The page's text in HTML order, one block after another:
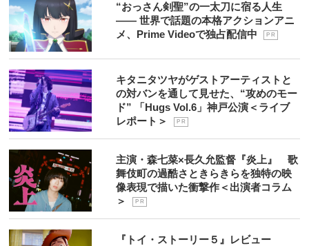
“おっさん剣聖”の一太刀に宿る人生
―― 世界で話題の本格アクションアニ
メ、Prime Videoで独占配信中
P R
キタニタツヤがゲストアーティストと
の対バンを通して見せた、“攻めのモー
ド” 「Hugs Vol.6」神戸公演＜ライブ
レポート＞
P R
主演・森七菜×長久允監督『炎上』 歌
舞伎町の過酷さときらきらを独特の映
像表現で描いた衝撃作＜出演者コラム
＞
P R
『トイ・ストーリー５』レビュー